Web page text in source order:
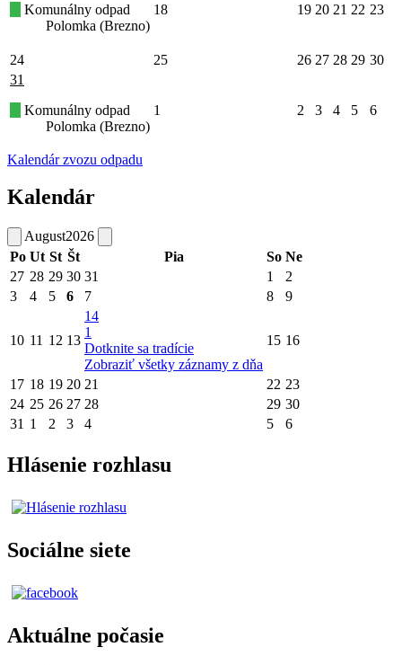
Komunálny odpad
Polomka (Brezno)
18 19 20 21 22 23
24 25 26 27 28 29 30
31
Komunálny odpad
Polomka (Brezno)
1 2 3 4 5 6
Kalendár zvozu odpadu
Kalendár
August2026
Po Ut St Št Pia So Ne
27 28 29 30 31 1
2
3
4 5 6 7 8 9
10 11 12 13
14
1
Dotknite sa tradície
Zobraziť všetky záznamy z dňa
15 16
17 18 19 20 21 22 23
24 25 26 27 28 29 30
31 1 2 3 4 5 6
Hlásenie rozhlasu
Sociálne siete
Aktuálne počasie